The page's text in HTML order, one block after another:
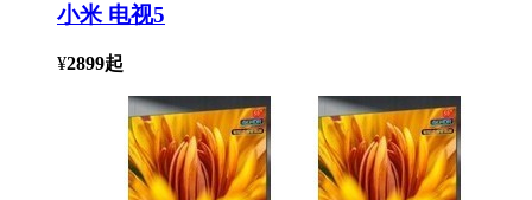
小米 电视5
¥2899起